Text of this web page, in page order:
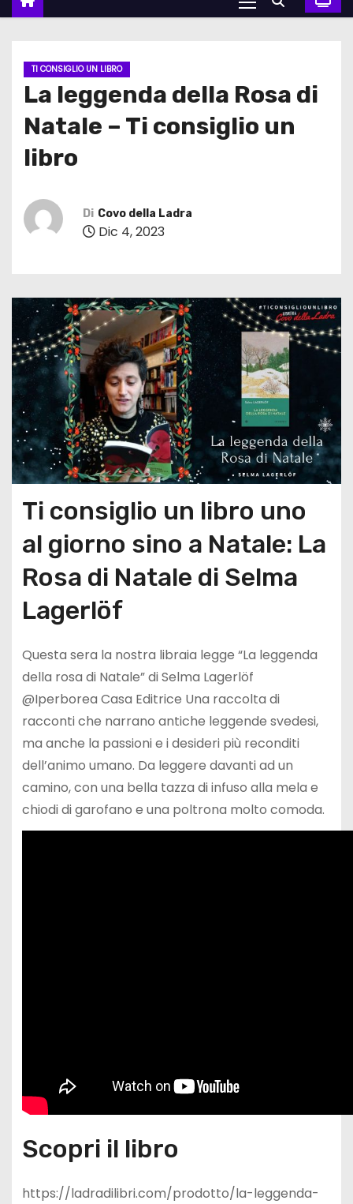
TI CONSIGLIO UN LIBRO
La leggenda della Rosa di
Natale – Ti consiglio un
libro
Di Covo della Ladra
Dic 4, 2023
Ti consiglio un libro uno
al giorno sino a Natale: La
Rosa di Natale di Selma
Lagerlöf
Questa sera la nostra libraia legge “La leggenda
della rosa di Natale” di Selma Lagerlöf
@Iperborea Casa Editrice Una raccolta di
racconti che narrano antiche leggende svedesi,
ma anche la passioni e i desideri più reconditi
dell’animo umano. Da leggere davanti ad un
camino, con una bella tazza di infuso alla mela e
chiodi di garofano e una poltrona molto comoda.
Scopri il libro
https://ladradilibri.com/prodotto/la-leggenda-